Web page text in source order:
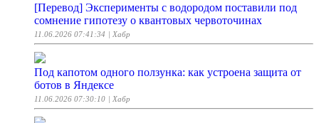
[Перевод] Эксперименты с водородом поставили под
сомнение гипотезу о квантовых червоточинах
11.06.2026 07:41:34 | Хабр
Под капотом одного ползунка: как устроена защита от
ботов в Яндексе
11.06.2026 07:30:10 | Хабр